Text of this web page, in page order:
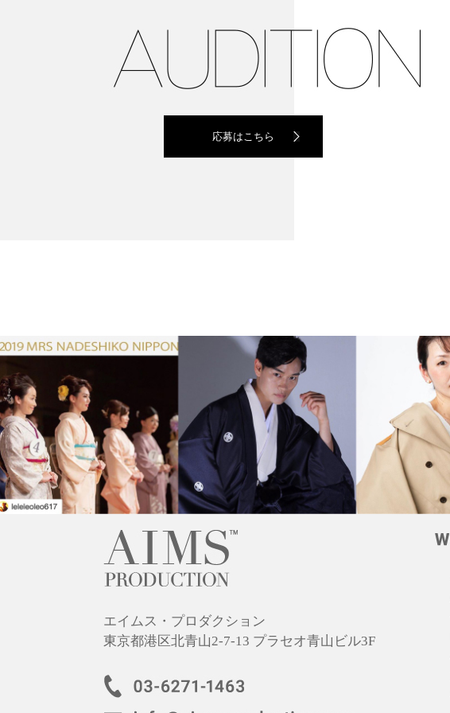
応募はこちら
エイムス・プロダクション
東京都港区北青山2-7-13 プラセオ青山ビル3F